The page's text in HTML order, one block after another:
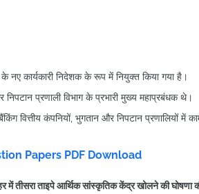
के नए कार्यकारी निदेशक के रूप में नियुक्त किया गया है।
प्रणाली विभाग के प्रभारी मुख्य महाप्रबंधक थे।
वित्तीय कंपनियों, भुगतान और निपटान प्रणालियों में
Papers PDF Download
में तीसरा ताइपे आर्थिक सांस्कृतिक केंद्र खोलने की घोषणा